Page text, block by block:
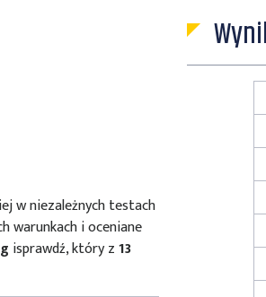
w niezależnych testach
warunkach i oceniane
isprawdź, który z13